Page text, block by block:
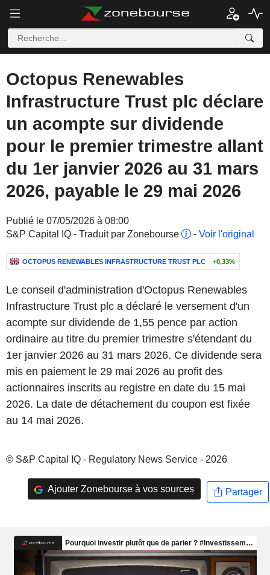
Octopus Renewables
Infrastructure Trust plc déclare
un acompte sur dividende
pour le premier trimestre allant
du 1er janvier 2026 au 31 mars
2026, payable le 29 mai 2026
Publié le 07/05/2026 à 08:00
S&P Capital IQ - Traduit par Zonebourse
- Voir l'original
OCTOPUS RENEWABLES INFRASTRUCTURE TRUST PLC +0,33%
Le conseil d'administration d'Octopus Renewables
Infrastructure Trust plc a déclaré le versement d'un
acompte sur dividende de 1,55 pence par action
ordinaire au titre du premier trimestre s'étendant du
1er janvier 2026 au 31 mars 2026. Ce dividende sera
mis en paiement le 29 mai 2026 au profit des
actionnaires inscrits au registre en date du 15 mai
2026. La date de détachement du coupon est fixée
au 14 mai 2026.
© S&P Capital IQ - Regulatory News Service - 2026
Ajouter Zonebourse à vos sources Partager